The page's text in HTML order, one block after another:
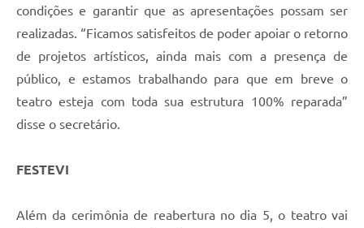
condições e garantir que as apresentações possam ser
realizadas. “Ficamos satisfeitos de poder apoiar o retorno
de projetos artísticos, ainda mais com a presença de
público, e estamos trabalhando para que em breve o
teatro esteja com toda sua estrutura 100% reparada”
disse o secretário.
FESTEVI
Além da cerimônia de reabertura no dia 5, o teatro vai